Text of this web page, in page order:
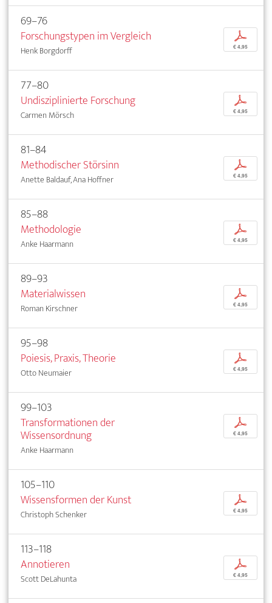
69–76
Forschungstypen im Vergleich
Henk Borgdorff
p
€ 4,95
77–80
Undisziplinierte Forschung
Carmen Mörsch
p
€ 4,95
81–84
Methodischer Störsinn
Anette Baldauf, Ana Hoffner
p
€ 4,95
85–88
Methodologie
Anke Haarmann
p
€ 4,95
89–93
Materialwissen
Roman Kirschner
p
€ 4,95
95–98
Poiesis, Praxis, Theorie
Otto Neumaier
p
€ 4,95
99–103
Transformationen der
Wissensordnung
Anke Haarmann
p
€ 4,95
105–110
Wissensformen der Kunst
Christoph Schenker
p
€ 4,95
113–118
Annotieren
Scott DeLahunta
p
€ 4,95